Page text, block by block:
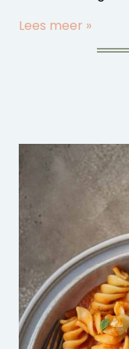
Lees meer »